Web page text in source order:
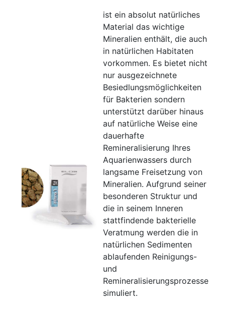
ist ein absolut natürliches
Material das wichtige
Mineralien enthält, die auch
in natürlichen Habitaten
vorkommen. Es bietet nicht
nur ausgezeichnete
Besiedlungsmöglichkeiten
für Bakterien sondern
unterstützt darüber hinaus
auf natürliche Weise eine
dauerhafte
Remineralisierung Ihres
Aquarienwassers durch
langsame Freisetzung von
Mineralien. Aufgrund seiner
besonderen Struktur und
die in seinem Inneren
stattfindende bakterielle
Veratmung werden die in
natürlichen Sedimenten
ablaufenden Reinigungs-
und
Remineralisierungsprozesse
simuliert.